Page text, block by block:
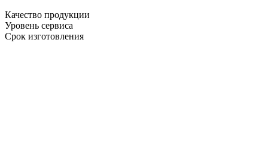
Качество продукции
Уровень сервиса
Срок изготовления